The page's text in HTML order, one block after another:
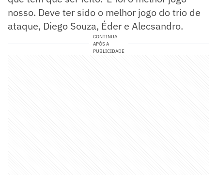
nosso. Deve ter sido o melhor jogo do trio de
ataque, Diego Souza, Éder e Alecsandro.
CONTINUA
APÓS A
PUBLICIDADE